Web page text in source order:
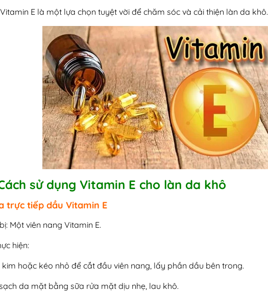
E là một lựa chọn tuyệt vời để chăm sóc và cải thiện làn da khô.
sử dụng Vitamin E cho làn da khô
trực tiếp dầu Vitamin E
Một viên nang Vitamin E.
hiện:
kim hoặc kéo nhỏ để cắt đầu viên nang, lấy phần dầu bên trong.
da mặt bằng sữa rửa mặt dịu nhẹ, lau khô.